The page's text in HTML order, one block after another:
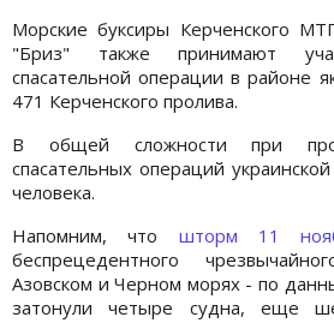
Морские буксиры Керченского
"Бриз" также принимают
спасательной операции в районе
471 Керченского пролива.
В общей сложности при
спасательных операций
человека.
Напомним, что шторм 11
беспрецедентного
Азовском и Черном морях - по
затонули четыре судна, еще